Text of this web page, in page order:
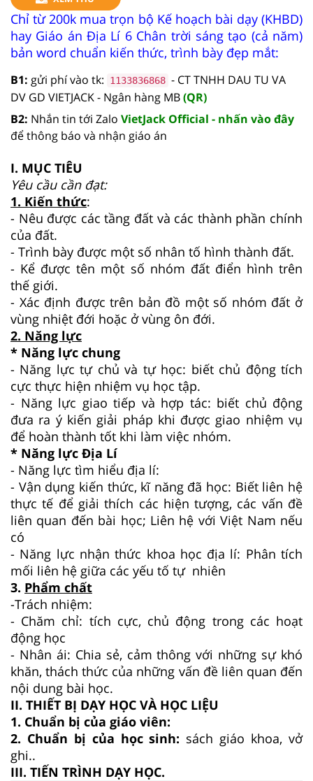
Chỉ từ 200k mua trọn bộ Kế hoạch bài dạy (KHBD)
hay Giáo án Địa Lí 6 Chân trời sáng tạo (cả năm)
bản word chuẩn kiến thức, trình bày đẹp mắt:
B1: gửi phí vào tk: 1133836868 - CT TNHH DAU TU VA
DV GD VIETJACK - Ngân hàng MB(QR)
B2: Nhắn tin tới Zalo VietJack Official - nhấn vào đây
để thông báo và nhận giáo án
I. MỤC TIÊU
Yêu cầu cần đạt:
1. Kiến thức:
- Nêu được các tầng đất và các thành phần chính
của đất.
- Trình bày được một số nhân tố hình thành đất.
- Kể được tên một số nhóm đất điển hình trên
thế giới.
- Xác định được trên bản đồ một số nhóm đất ở
vùng nhiệt đới hoặc ở vùng ôn đới.
2. Năng lực
* Năng lực chung
- Năng lực tự chủ và tự học: biết chủ động tích
cực thực hiện nhiệm vụ học tập.
- Năng lực giao tiếp và hợp tác: biết chủ động
đưa ra ý kiến giải pháp khi được giao nhiệm vụ
để hoàn thành tốt khi làm việc nhóm.
* Năng lực Địa Lí
- Năng lực tìm hiểu địa lí:
- Vận dụng kiến thức, kĩ năng đã học: Biết liên hệ
thực tế để giải thích các hiện tượng, các vấn đề
liên quan đến bài học; Liên hệ với Việt Nam nếu
có
- Năng lực nhận thức khoa học địa lí: Phân tích
mối liên hệ giữa các yếu tố tự nhiên
3. Phẩm chất
-Trách nhiệm:
- Chăm chỉ: tích cực, chủ động trong các hoạt
động học
- Nhân ái: Chia sẻ, cảm thông với những sự khó
khăn, thách thức của những vấn đề liên quan đến
nội dung bài học.
II. THIẾT BỊ DẠY HỌC VÀ HỌC LIỆU
1. Chuẩn bị của giáo viên:
2. Chuẩn bị của học sinh: sách giáo khoa, vở
ghi..
III. TIẾN TRÌNH DẠY HỌC.